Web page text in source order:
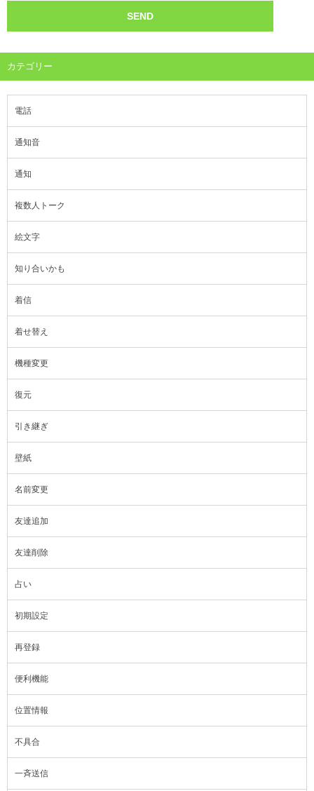
カテゴリー
電話
通知音
通知
複数人トーク
絵文字
知り合いかも
着信
着せ替え
機種変更
復元
引き継ぎ
壁紙
名前変更
友達追加
友達削除
占い
初期設定
再登録
便利機能
位置情報
不具合
一斉送信